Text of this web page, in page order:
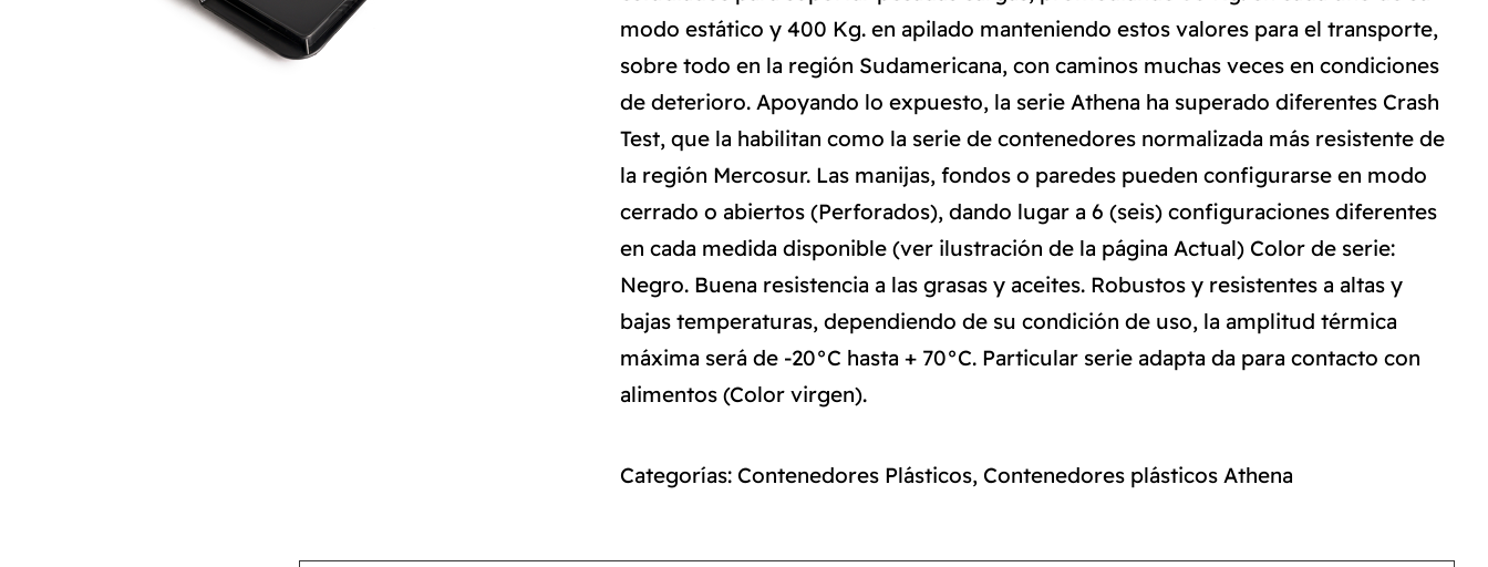
modo estático y 400 Kg. en apilado manteniendo estos valores para el transporte,
sobre todo en la región Sudamericana, con caminos muchas veces en condiciones
de deterioro. Apoyando lo expuesto, la serie Athena ha superado diferentes Crash
Test, que la habilitan como la serie de contenedores normalizada más resistente de
la región Mercosur. Las manijas, fondos o paredes pueden configurarse en modo
cerrado o abiertos (Perforados), dando lugar a 6 (seis) configuraciones diferentes
en cada medida disponible (ver ilustración de la página Actual) Color de serie:
Negro. Buena resistencia a las grasas y aceites. Robustos y resistentes a altas y
bajas temperaturas, dependiendo de su condición de uso, la amplitud térmica
máxima será de -20°C hasta + 70°C. Particular serie adapta da para contacto con
alimentos (Color virgen).
Categorías: Contenedores Plásticos, Contenedores plásticos Athena